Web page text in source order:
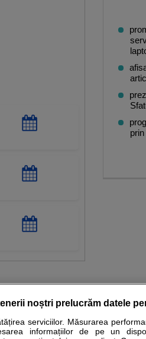
Calculatoare Stiri medicale
noștri prelucrăm datele
serviciilor. Măsurarea
informațiilor de pe un